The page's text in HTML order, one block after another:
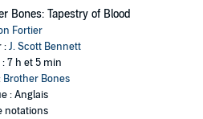
Bones: Tapestry of Blood
Fortier
:J. Scott Bennett
: 7 h et 5 min
Brother Bones
: Anglais
notations